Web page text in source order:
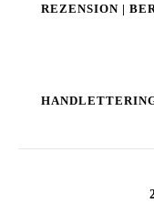
REZENSION |